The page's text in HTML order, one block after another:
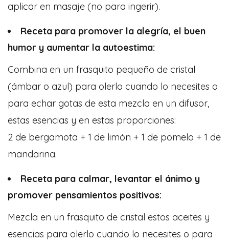
aplicar en masaje (no para ingerir).
Receta para promover la alegría, el buen
humor y aumentar la autoestima:
Combina en un frasquito pequeño de cristal
(ámbar o azul) para olerlo cuando lo necesites o
para echar gotas de esta mezcla en un difusor,
estas esencias y en estas proporciones:
2 de bergamota + 1 de limón + 1 de pomelo + 1 de
mandarina.
Receta para calmar, levantar el ánimo y
promover pensamientos positivos:
Mezcla en un frasquito de cristal estos aceites y
esencias para olerlo cuando lo necesites o para